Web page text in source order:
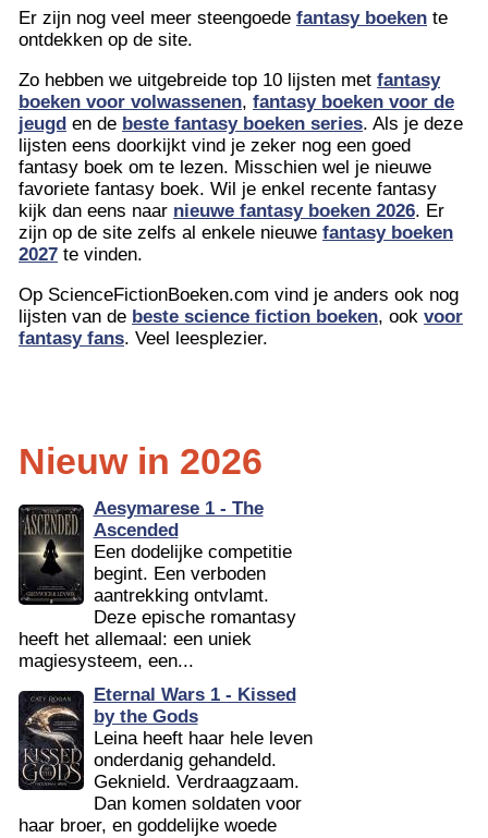
Er zijn nog veel meer steengoede fantasy boeken te
ontdekken op de site.
Zo hebben we uitgebreide top 10 lijsten met fantasy
boeken voor volwassenen, fantasy boeken voor de
jeugd en de beste fantasy boeken series. Als je deze
lijsten eens doorkijkt vind je zeker nog een goed
fantasy boek om te lezen. Misschien wel je nieuwe
favoriete fantasy boek. Wil je enkel recente fantasy
kijk dan eens naar nieuwe fantasy boeken 2026. Er
zijn op de site zelfs al enkele nieuwe fantasy boeken
2027 te vinden.
Op ScienceFictionBoeken.com vind je anders ook nog
lijsten van de beste science fiction boeken, ook voor
fantasy fans. Veel leesplezier.
Nieuw in 2026
Aesymarese 1 - The
Ascended
Een dodelijke competitie
begint. Een verboden
aantrekking ontvlamt.
Deze epische romantasy
heeft het allemaal: een uniek
magiesysteem, een...
Eternal Wars 1 - Kissed
by the Gods
Leina heeft haar hele leven
onderdanig gehandeld.
Geknield. Verdraagzaam.
Dan komen soldaten voor
haar broer, en goddelijke woede